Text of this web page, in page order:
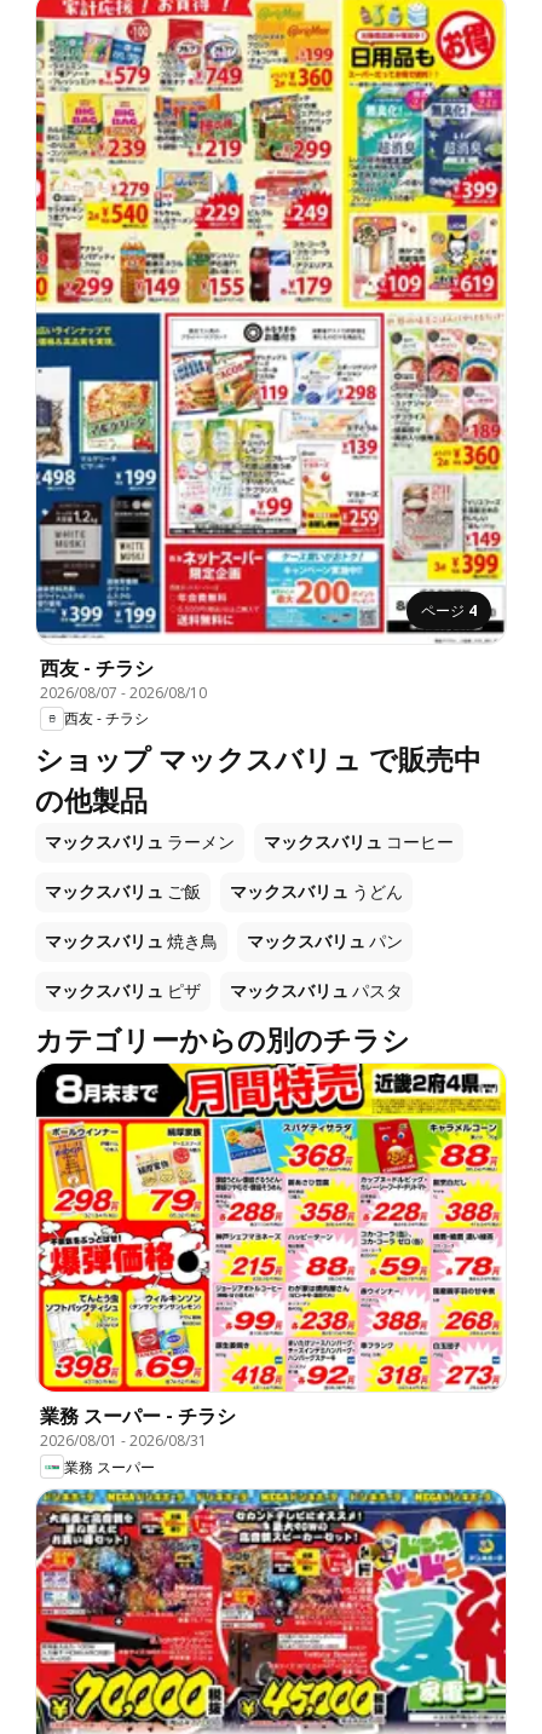
ページ 4
西友 - チラシ
2026/08/07 -2026/08/10
西友 - チラシ
ショップ マックスバリュ で販売中
の他製品
マックスバリュ ラーメン マックスバリュ コーヒー
マックスバリュ ご飯 マックスバリュ うどん
マックスバリュ 焼き鳥 マックスバリュ パン
マックスバリュ ピザ マックスバリュ パスタ
カテゴリーからの別のチラシ
業務 スーパー - チラシ
2026/08/01 -2026/08/31
業務 スーパー